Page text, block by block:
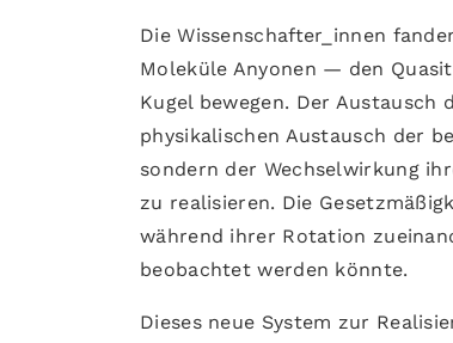
Die Wissenschafter_innen
Moleküle Anyonen — den
Kugel bewegen. Der
physikalischen Austausch der
sondern der Wechselwirkung
zu realisieren. Die
während ihrer Rotation
beobachtet werden könnte.
Dieses neue System zur